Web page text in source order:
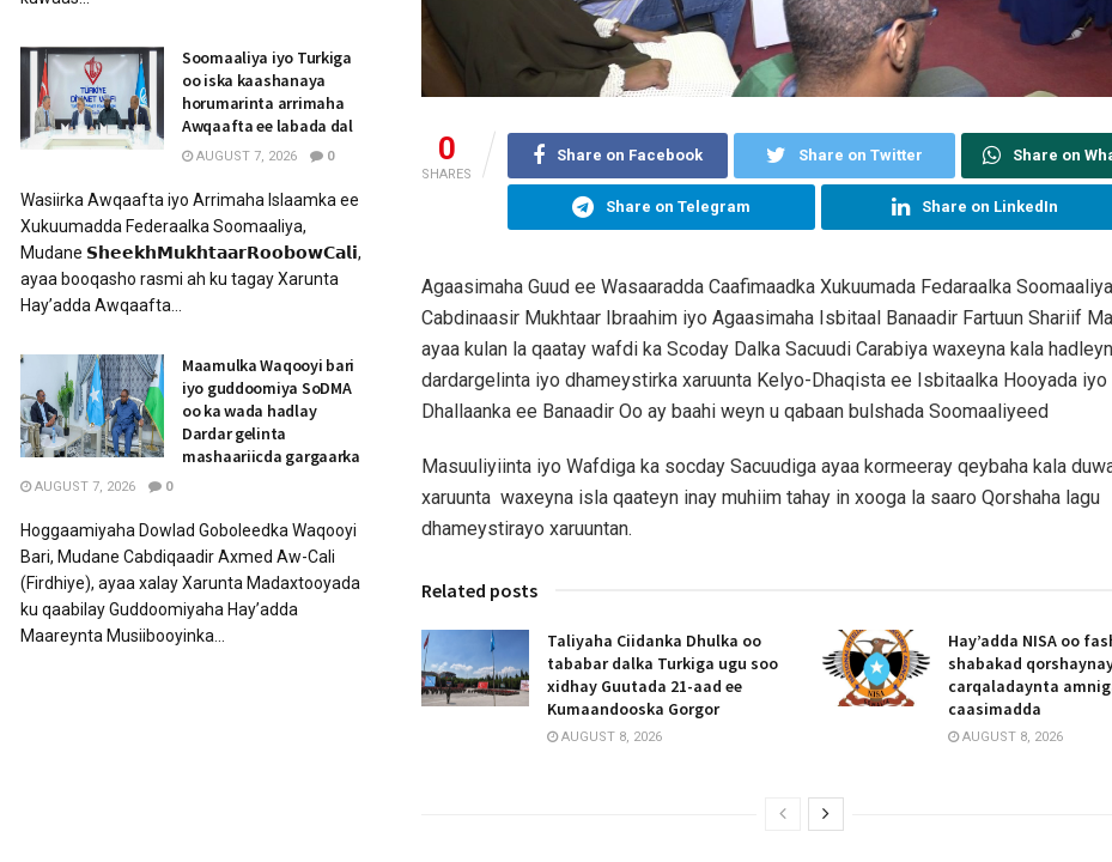
0
SHARES
Share on Facebook Share on Twitter Share on
Share on Telegram Share on LinkedIn
Agaasimaha Guud ee Wasaaradda Caafimaadka Xukuumada Fedaraalka
Cabdinaasir Mukhtaar Ibraahim iyo Agaasimaha Isbitaal Banaadir Fartuun Shariif
ayaa kulan la qaatay wafdi ka Scoday Dalka Sacuudi Carabiya waxeyna kala hadleyn
dardargelinta iyo dhameystirka xaruunta Kelyo-Dhaqista ee Isbitaalka Hooyada iyo
Dhallaanka ee Banaadir Oo ay baahi weyn u qabaan bulshada Soomaaliyeed
Masuuliyiinta iyo Wafdiga ka socday Sacuudiga ayaa kormeeray qeybaha kala
xaruunta waxeyna isla qaateyn inay muhiim tahay in xooga la saaro Qorshaha lagu
dhameystirayo xaruuntan.
Related posts
Taliyaha Ciidanka Dhulka oo
tababar dalka Turkiga ugu soo
xidhay Guutada 21-aad ee
Kumaandooska Gorgor
AUGUST 8, 2026
Hay’adda NISA oo
shabakad
carqaladaynta
caasimadda
AUGUST 8, 2026
Soomaaliya iyo Turkiga
oo iska kaashanaya
horumarinta arrimaha
Awqaafta ee labada dal
AUGUST 7, 2026 0
Wasiirka Awqaafta iyo Arrimaha Islaamka ee
Xukuumadda Federaalka Soomaaliya,
Mudane 𝗦𝗵𝗲𝗲𝗸𝗵𝗠𝘂𝗸𝗵𝘁𝗮𝗮𝗿𝗥𝗼𝗼𝗯𝗼𝘄𝗖𝗮𝗹𝗶,
ayaa booqasho rasmi ah ku tagay Xarunta
Hay’adda Awqaafta...
Maamulka Waqooyi bari
iyo guddoomiya SoDMA
oo ka wada hadlay
Dardar gelinta
mashaariicda gargaarka
AUGUST 7, 2026 0
Hoggaamiyaha Dowlad Goboleedka Waqooyi
Bari, Mudane Cabdiqaadir Axmed Aw-Cali
(Firdhiye), ayaa xalay Xarunta Madaxtooyada
ku qaabilay Guddoomiyaha Hay’adda
Maareynta Musiibooyinka...